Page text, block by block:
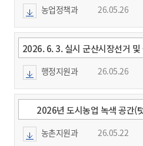
원단 모집
농업정책과 26.05.26
2026. 6. 3. 실시 군산시장선거
회 및 연설회
행정지원과 26.05.26
2026년 도시농업 녹색 공간(
농촌지원과 26.05.22